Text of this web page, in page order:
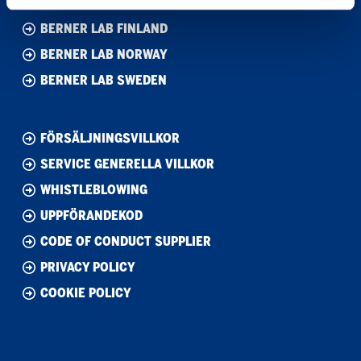
BERNER LAB FINLAND
BERNER LAB NORWAY
BERNER LAB SWEDEN
FÖRSÄLJNINGSVILLKOR
SERVICE GENERELLA VILLKOR
WHISTLEBLOWING
UPPFÖRANDEKOD
CODE OF CONDUCT SUPPLIER
PRIVACY POLICY
COOKIE POLICY